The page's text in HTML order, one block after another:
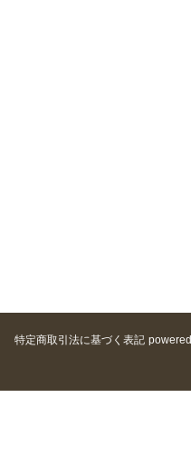
特定商取引法に基づく表記